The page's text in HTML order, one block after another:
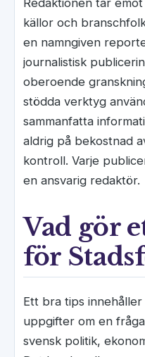
källor och
en namngiven
journalistisk
oberoende
stödda verktyg
sammanfatta
aldrig på bekostnad
kontroll. Varje
en ansvarig redaktör.
Vad gör
för
Ett bra tips
uppgifter om en
svensk politik,